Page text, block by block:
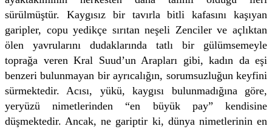
sürülmüştür. Kaygısız bir tavırla bitli kafasını kaşıyan
garipler, copu yedikçe sırıtan neşeli Zenciler ve açlıktan
ölen yavrularını dudaklarında tatlı bir gülümsemeyle
toprağa veren Kral Suud’un Arapları gibi, kadın da eşi
benzeri bulunmayan bir ayrıcalığın, sorumsuzluğun keyfini
sürmektedir. Acısı, yükü, kaygısı bulunmadığına göre,
yeryüzü nimetlerinden “en büyük pay” kendisine
düşmektedir. Ancak, ne gariptir ki, dünya nimetlerinin en